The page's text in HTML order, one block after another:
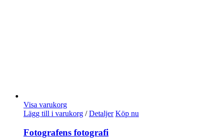
Visa varukorg
Lägg till i varukorg / Detaljer Köp nu
Fotografens fotografi